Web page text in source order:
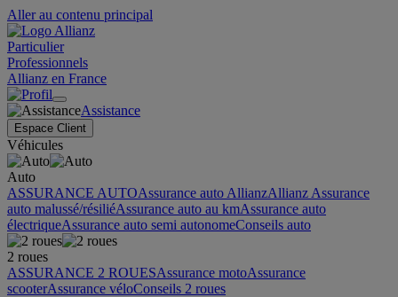
Aller au contenu principal
Particulier
Professionnels
Allianz en France
Assistance
Espace Client
Véhicules
Auto
ASSURANCE AUTOAssurance auto AllianzAllianz Assurance
auto malussé/résiliéAssurance auto au kmAssurance auto
électriqueAssurance auto semi autonomeConseils auto
2 roues
ASSURANCE 2 ROUESAssurance motoAssurance
scooterAssurance véloConseils 2 roues